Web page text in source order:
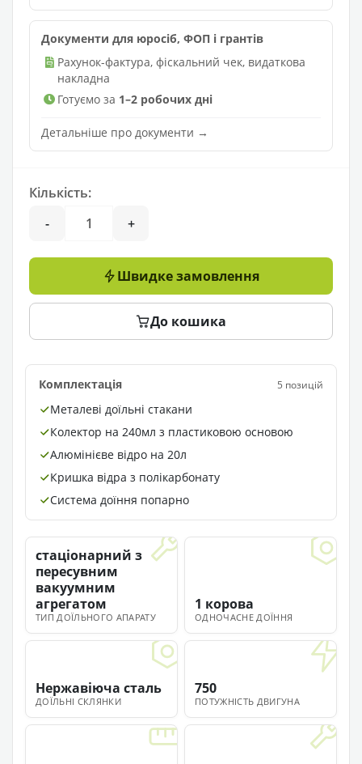
Документи для юросіб, ФОП і грантів
Рахунок-фактура, фіскальний чек, видаткова
накладна
Готуємо за 1–2 робочих дні
Детальніше про документи →
Кількість:
-
+
Швидке замовлення
До кошика
Комплектація 5 позицій
Металеві доїльні стакани
Колектор на 240мл з пластиковою основою
Алюмінієве відро на 20л
Кришка відра з полікарбонату
Система доїння попарно
ТИП ДОЇЛЬНОГО АПАРАТУ
стаціонарний з
пересувним
вакуумним
агрегатом
ОДНОЧАСНЕ ДОЇННЯ
1 корова
ДОЇЛЬНІ СКЛЯНКИ
Нержавіюча сталь
ПОТУЖНІСТЬ ДВИГУНА
750